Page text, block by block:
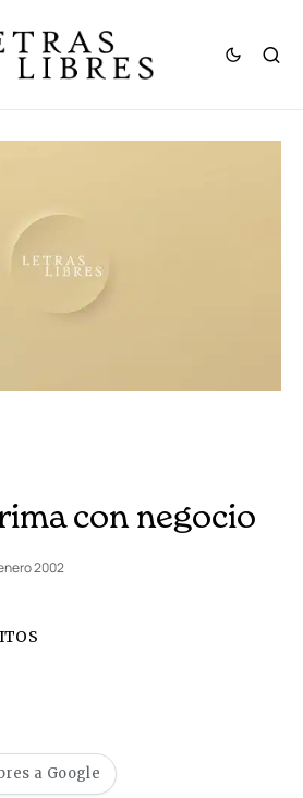
con negocio
2002
a Google